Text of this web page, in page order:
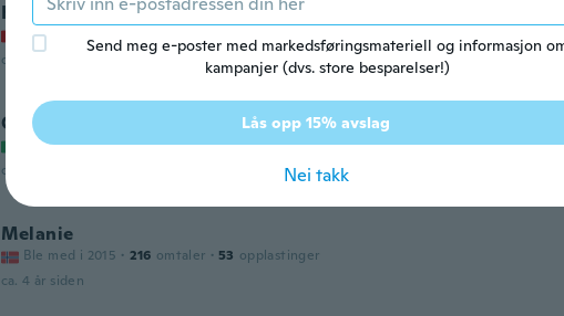
Heidi
Ble med i 2020
ca. 4 år siden
Cristina
Ble med i 2017 · 900 omtaler · 1697 opplastinger
ca. 4 år siden
Melanie
Ble med i 2015 · 216 omtaler · 53 opplastinger
ca. 4 år siden
Send meg e-poster med markedsføringsmateriell og informasjon
kampanjer (dvs. store besparelser!)
Lås opp 15% avslag
Nei takk